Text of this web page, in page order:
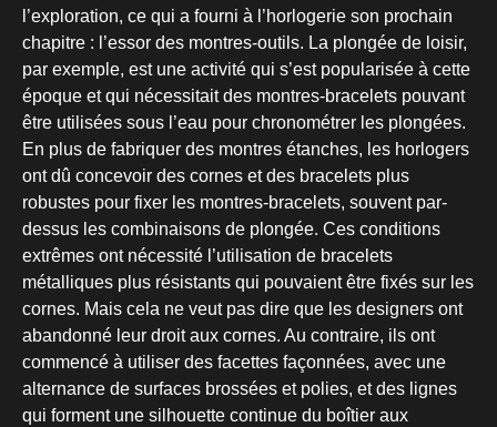
l’exploration, ce qui a fourni à l’horlogerie son prochain
chapitre : l’essor des montres-outils. La plongée de loisir,
par exemple, est une activité qui s’est popularisée à cette
époque et qui nécessitait des montres-bracelets pouvant
être utilisées sous l’eau pour chronométrer les plongées.
En plus de fabriquer des montres étanches, les horlogers
ont dû concevoir des cornes et des bracelets plus
robustes pour fixer les montres-bracelets, souvent par-
dessus les combinaisons de plongée. Ces conditions
extrêmes ont nécessité l’utilisation de bracelets
métalliques plus résistants qui pouvaient être fixés sur les
cornes. Mais cela ne veut pas dire que les designers ont
abandonné leur droit aux cornes. Au contraire, ils ont
commencé à utiliser des facettes façonnées, avec une
alternance de surfaces brossées et polies, et des lignes
qui forment une silhouette continue du boîtier aux